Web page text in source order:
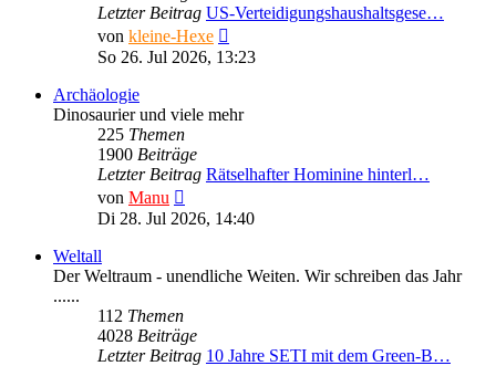
Letzter Beitrag US-Verteidigungshaushaltsgese…
von kleine-Hexe
Beitrag
So 26. Jul 2026, 13:23
Archäologie
Dinosaurier und viele mehr
225 Themen
1900 Beiträge
Letzter Beitrag Rätselhafter Hominine hinterl…
von Manu
Beitrag
Di 28. Jul 2026, 14:40
Weltall
Der Weltraum - unendliche Weiten. Wir schreiben das Jahr
......
112 Themen
4028 Beiträge
Letzter Beitrag 10 Jahre SETI mit dem Green-B…